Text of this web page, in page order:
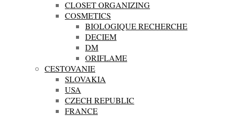
CLOSET ORGANIZING
COSMETICS
BIOLOGIQUE RECHERCHE
DECIEM
DM
ORIFLAME
CESTOVANIE
SLOVAKIA
USA
CZECH REPUBLIC
FRANCE